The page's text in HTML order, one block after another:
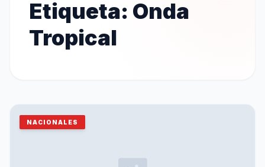
Etiqueta: Onda
Tropical
NACIONALES